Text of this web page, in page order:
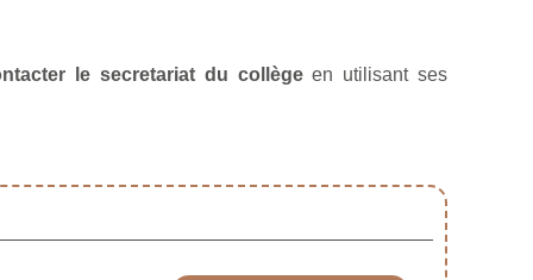
le secretariat du collègeen utilisant ses